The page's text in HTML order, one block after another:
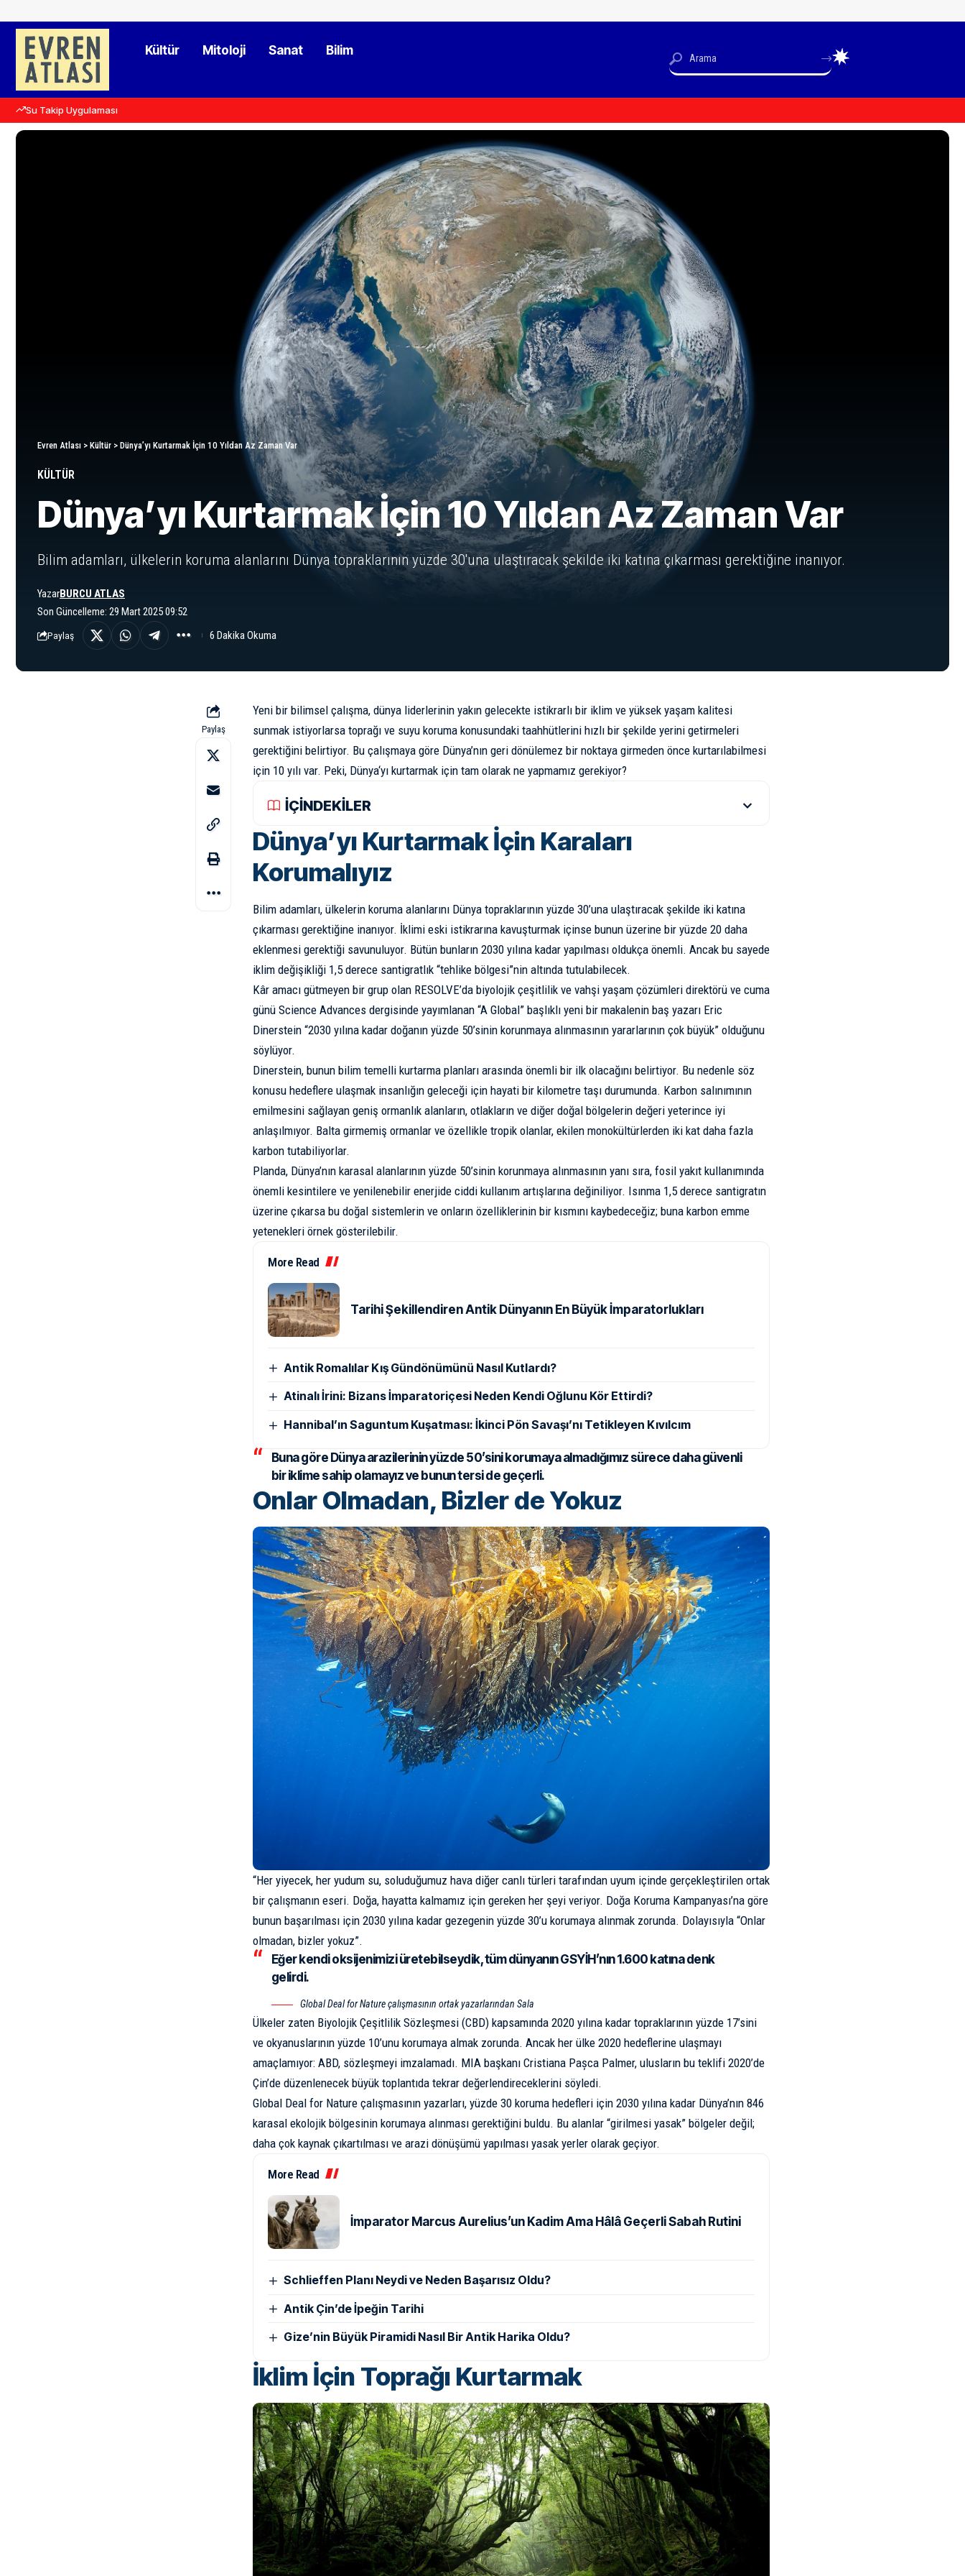
Kültür Mitoloji Sanat Bilim
Su Takip Uygulaması
Evren Atlası > Kültür > Dünya’yı Kurtarmak İçin 10 Yıldan Az Zaman Var
KÜLTÜR
Dünya’yı Kurtarmak İçin 10 Yıldan Az Zaman Var
Bilim adamları, ülkelerin koruma alanlarını Dünya topraklarının yüzde 30'una ulaştıracak şekilde iki katına çıkarması gerektiğine inanıyor.
Son Güncelleme: 29 Mart 2025 09:52
YazarBURCU ATLAS
Paylaş 6 Dakika Okuma
Paylaş
Yeni bir bilimsel çalışma, dünya liderlerinin yakın gelecekte istikrarlı bir iklim ve yüksek yaşam kalitesi
sunmak istiyorlarsa toprağı ve suyu koruma konusundaki taahhütlerini hızlı bir şekilde yerini getirmeleri
gerektiğini belirtiyor. Bu çalışmaya göre Dünya’nın geri dönülemez bir noktaya girmeden önce kurtarılabilmesi
için 10 yılı var. Peki, Dünya‘yı kurtarmak için tam olarak ne yapmamız gerekiyor?
İÇİNDEKİLER
Dünya’yı Kurtarmak İçin Karaları
Korumalıyız
Bilim adamları, ülkelerin koruma alanlarını Dünya topraklarının yüzde 30’una ulaştıracak şekilde iki katına
çıkarması gerektiğine inanıyor. İklimi eski istikrarına kavuşturmak içinse bunun üzerine bir yüzde 20 daha
eklenmesi gerektiği savunuluyor. Bütün bunların 2030 yılına kadar yapılması oldukça önemli. Ancak bu sayede
iklim değişikliği 1,5 derece santigratlık “tehlike bölgesi”nin altında tutulabilecek.
Kâr amacı gütmeyen bir grup olan RESOLVE’da biyolojik çeşitlilik ve vahşi yaşam çözümleri direktörü ve cuma
günü Science Advances dergisinde yayımlanan “A Global” başlıklı yeni bir makalenin baş yazarı Eric
Dinerstein “2030 yılına kadar doğanın yüzde 50’sinin korunmaya alınmasının yararlarının çok büyük” olduğunu
söylüyor.
Dinerstein, bunun bilim temelli kurtarma planları arasında önemli bir ilk olacağını belirtiyor. Bu nedenle söz
konusu hedeflere ulaşmak insanlığın geleceği için hayati bir kilometre taşı durumunda. Karbon salınımının
emilmesini sağlayan geniş ormanlık alanların, otlakların ve diğer doğal bölgelerin değeri yeterince iyi
anlaşılmıyor. Balta girmemiş ormanlar ve özellikle tropik olanlar, ekilen monokültürlerden iki kat daha fazla
karbon tutabiliyorlar.
Planda, Dünya’nın karasal alanlarının yüzde 50’sinin korunmaya alınmasının yanı sıra, fosil yakıt kullanımında
önemli kesintilere ve yenilenebilir enerjide ciddi kullanım artışlarına değiniliyor. Isınma 1,5 derece santigratın
üzerine çıkarsa bu doğal sistemlerin ve onların özelliklerinin bir kısmını kaybedeceğiz; buna karbon emme
yetenekleri örnek gösterilebilir.
More Read
Tarihi Şekillendiren Antik Dünyanın En Büyük İmparatorlukları
Antik Romalılar Kış Gündönümünü Nasıl Kutlardı?
Atinalı İrini: Bizans İmparatoriçesi Neden Kendi Oğlunu Kör Ettirdi?
Hannibal’ın Saguntum Kuşatması: İkinci Pön Savaşı’nı Tetikleyen Kıvılcım
Buna göre Dünya arazilerinin yüzde 50’sini korumaya almadığımız sürece daha güvenli
bir iklime sahip olamayız ve bunun tersi de geçerli.
Onlar Olmadan, Bizler de Yokuz
“Her yiyecek, her yudum su, soluduğumuz hava diğer canlı türleri tarafından uyum içinde gerçekleştirilen ortak
bir çalışmanın eseri. Doğa, hayatta kalmamız için gereken her şeyi veriyor. Doğa Koruma Kampanyası’na göre
bunun başarılması için 2030 yılına kadar gezegenin yüzde 30’u korumaya alınmak zorunda. Dolayısıyla “Onlar
olmadan, bizler yokuz”.
Eğer kendi oksijenimizi üretebilseydik, tüm dünyanın GSYİH’nın 1.600 katına denk
gelirdi.
Global Deal for Nature çalışmasının ortak yazarlarından Sala
Ülkeler zaten Biyolojik Çeşitlilik Sözleşmesi (CBD) kapsamında 2020 yılına kadar topraklarının yüzde 17’sini
ve okyanuslarının yüzde 10’unu korumaya almak zorunda. Ancak her ülke 2020 hedeflerine ulaşmayı
amaçlamıyor: ABD, sözleşmeyi imzalamadı. MIA başkanı Cristiana Pașca Palmer, ulusların bu teklifi 2020’de
Çin’de düzenlenecek büyük toplantıda tekrar değerlendireceklerini söyledi.
Global Deal for Nature çalışmasının yazarları, yüzde 30 koruma hedefleri için 2030 yılına kadar Dünya’nın 846
karasal ekolojik bölgesinin korumaya alınması gerektiğini buldu. Bu alanlar “girilmesi yasak” bölgeler değil;
daha çok kaynak çıkartılması ve arazi dönüşümü yapılması yasak yerler olarak geçiyor.
More Read
İmparator Marcus Aurelius’un Kadim Ama Hâlâ Geçerli Sabah Rutini
Schlieffen Planı Neydi ve Neden Başarısız Oldu?
Antik Çin’de İpeğin Tarihi
Gize’nin Büyük Piramidi Nasıl Bir Antik Harika Oldu?
İklim İçin Toprağı Kurtarmak